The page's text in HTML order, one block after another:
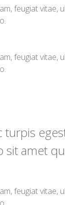
feugiat vitae,
feugiat vitae,
amet
feugiat vitae,